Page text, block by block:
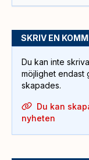
SKRIV EN
Du kan inte
möjlighet endast
skapades.
Du kan
nyheten